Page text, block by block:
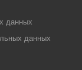
данных
данных